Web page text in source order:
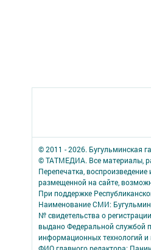
© 2011 - 2026. Бугульминская
© ТАТМЕДИА. Все материалы,
Перепечатка,
размещенной на сайте,
При поддержке
Наименование СМИ:
№ свидетельства о
выдано Федеральной службой
информационных технологий
ФИО главного редактора: